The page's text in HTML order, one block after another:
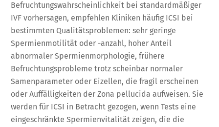
Befruchtungswahrscheinlichkeit bei standardmäßiger
IVF vorhersagen, empfehlen Kliniken häufig ICSI bei
bestimmten Qualitätsproblemen: sehr geringe
Spermienmotilität oder -anzahl, hoher Anteil
abnormaler Spermienmorphologie, frühere
Befruchtungsprobleme trotz scheinbar normaler
Samenparameter oder Eizellen, die fragil erscheinen
oder Auffälligkeiten der Zona pellucida aufweisen. Sie
werden für ICSI in Betracht gezogen, wenn Tests eine
eingeschränkte Spermienvitalität zeigen, die die